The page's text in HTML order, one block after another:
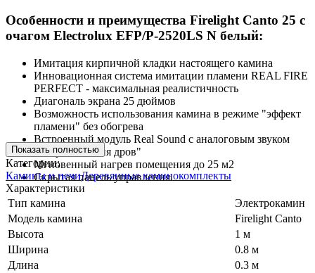
Особенности и преимущества Firelight Canto 25 с
очагом Electrolux EFP/P-2520LS N белый:
Имитация кирпичной кладки настоящего камина
Инновационная система имитации пламени REAL FIRE
PERFECT - максимальная реалистичность
Диагональ экрана 25 дюймов
Возможность использования камина в режиме "эффект
пламени" без обогрева
Встроенный модуль Real Sound с аналоговым звуком
"потрескивания дров"
Мгновенный нагрев помещения до 25 м2
Скрытая панель управления.
Показать полностью
Категории:
Камины и печиДеревянные каминокомплекты
Характеристики
Тип камина
Электрокамин
Модель камина
Firelight Canto
Высота
1 м
Ширина
0.8 м
Длина
0.3 м